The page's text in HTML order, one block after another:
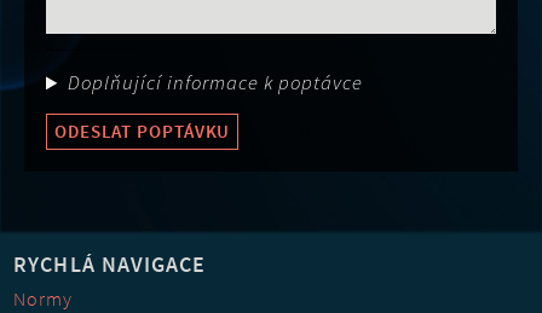
Doplňující informace k poptávce
ODESLAT POPTÁVKU
RYCHLÁ NAVIGACE
Normy